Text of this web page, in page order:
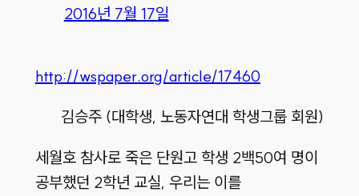
2016년 7월 17일
http://wspaper.org/article/17460
김승주 (대학생, 노동자연대 학생그룹 회원)
세월호 참사로 죽은 단원고 학생 2백50여 명이
공부했던 2학년 교실, 우리는 이를